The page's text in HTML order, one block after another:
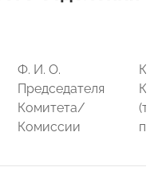
Ф. И. О.
Председателя
Комитета/
Комиссии